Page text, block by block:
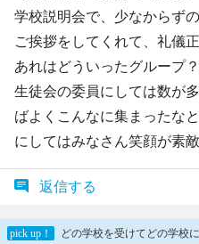
学校説明会で、少なからず
ご挨拶をしてくれて、礼儀
あれはどういったグループ
生徒会の委員にしては数が
ばよくこんなに集まったな
にしてはみなさん笑顔が素敵
返信する